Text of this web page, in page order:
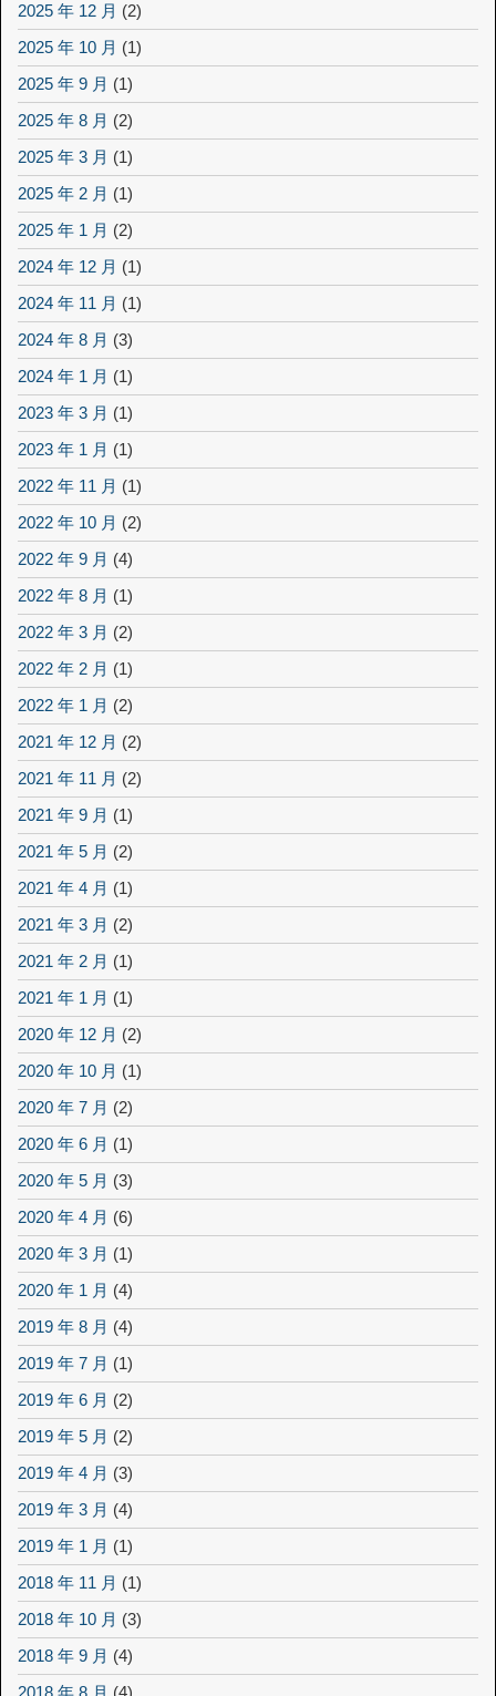
2025 年 12 月 (2)
2025 年 10 月 (1)
2025 年 9 月 (1)
2025 年 8 月 (2)
2025 年 3 月 (1)
2025 年 2 月 (1)
2025 年 1 月 (2)
2024 年 12 月 (1)
2024 年 11 月 (1)
2024 年 8 月 (3)
2024 年 1 月 (1)
2023 年 3 月 (1)
2023 年 1 月 (1)
2022 年 11 月 (1)
2022 年 10 月 (2)
2022 年 9 月 (4)
2022 年 8 月 (1)
2022 年 3 月 (2)
2022 年 2 月 (1)
2022 年 1 月 (2)
2021 年 12 月 (2)
2021 年 11 月 (2)
2021 年 9 月 (1)
2021 年 5 月 (2)
2021 年 4 月 (1)
2021 年 3 月 (2)
2021 年 2 月 (1)
2021 年 1 月 (1)
2020 年 12 月 (2)
2020 年 10 月 (1)
2020 年 7 月 (2)
2020 年 6 月 (1)
2020 年 5 月 (3)
2020 年 4 月 (6)
2020 年 3 月 (1)
2020 年 1 月 (4)
2019 年 8 月 (4)
2019 年 7 月 (1)
2019 年 6 月 (2)
2019 年 5 月 (2)
2019 年 4 月 (3)
2019 年 3 月 (4)
2019 年 1 月 (1)
2018 年 11 月 (1)
2018 年 10 月 (3)
2018 年 9 月 (4)
2018 年 8 月 (4)